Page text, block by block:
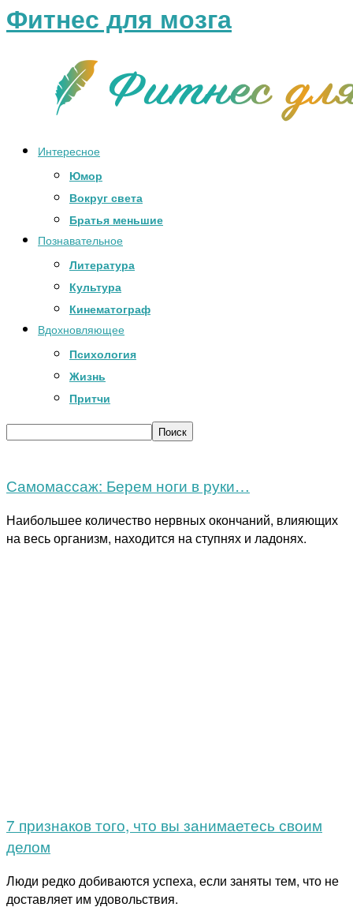
Фитнес для мозга
Интересное
Юмор
Вокруг света
Братья меньшие
Познавательное
Литература
Культура
Кинематограф
Вдохновляющее
Психология
Жизнь
Притчи
Самомассаж: Берем ноги в руки…
Наибольшее количество нервных окончаний, влияющих
на весь организм, находится на ступнях и ладонях.
7 признаков того, что вы занимаетесь своим
делом
Люди редко добиваются успеха, если заняты тем, что не
доставляет им удовольствия.